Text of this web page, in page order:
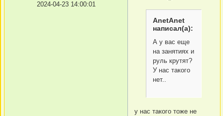
2024-04-23 14:00:01
AnetAnet
написал(а):
А у вас еще
на занятиях и
руль крутят?
У нас такого
нет..
у нас такого тоже не